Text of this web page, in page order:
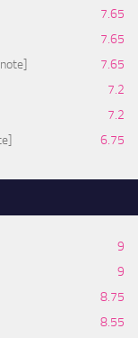
7.65
7.65
7.65
7.2
7.2
6.75
9
9
8.75
8.55